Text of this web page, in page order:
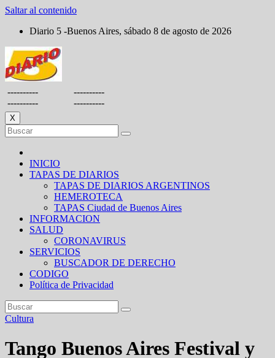
Saltar al contenido
Diario 5 -Buenos Aires, sábado 8 de agosto de 2026
----------
----------
----------
----------
X
INICIO
TAPAS DE DIARIOS
TAPAS DE DIARIOS ARGENTINOS
HEMEROTECA
TAPAS Ciudad de Buenos Aires
INFORMACION
SALUD
CORONAVIRUS
SERVICIOS
BUSCADOR DE DERECHO
CODIGO
Política de Privacidad
Cultura
Tango Buenos Aires Festival y